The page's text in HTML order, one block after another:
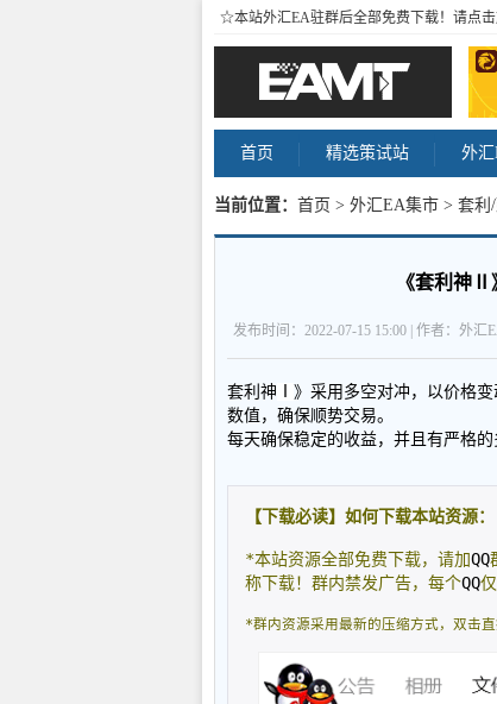
☆本站外汇EA驻群后全部免费下载！请点击
首页 精选策试站 外
当前位置： 首页 > 外汇EA集市 > 套利
《套利神Ⅱ
发布时间：2022-07-15 15:00 | 作者：外汇
套利神
》采用多空对冲，以价格
数值，确保顺势交易。
每天确保稳定的收益，并且有严格
【下载必读】如何下载本站资源：
*本站资源全部免费下载，请加QQ
称下载！群内禁发广告，每个QQ仅
*群内资源采用最新的压缩方式，双击